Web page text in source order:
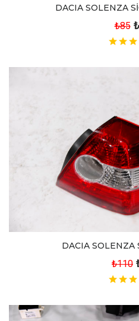
DACIA SOLENZA
₺85
DACIA SOLENZA
₺110